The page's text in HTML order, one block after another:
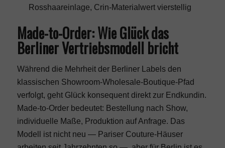
Rosshaareinlage, Crin-Materialwert vierstellig
Made-to-Order: Wie Glück das
Berliner Vertriebsmodell bricht
Während die Mehrheit der Berliner Labels den
klassischen Showroom-Wholesale-Boutique-Pfad
verfolgt, geht Glück konsequent direkt zur Endkundin.
Made-to-Order bedeutet: Bestellung nach Show,
individuelle Maße, Produktion auf Anfrage. Das
Modell ist nicht neu — Pariser Couture-Häuser